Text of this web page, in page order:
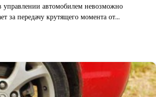
управлении автомобилем невозможно
за передачу крутящего момента от…